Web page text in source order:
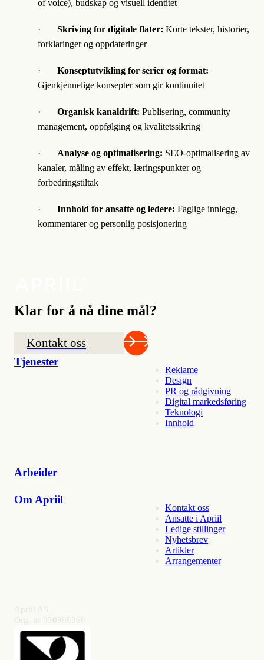
of voice), budskap og visuell identitet
· Skriving for digitale flater: Korte tekster, historier,
forklaringer og oppdateringer
· Konseptutvikling for serier og format:
Gjenkjennelige konsepter som gir kontinuitet
· Organisk kanaldrift: Publisering, community
management, oppfølging og kvalitetssikring
· Analyse og optimalisering: SEO-optimalisering av
kanaler, måling av effekt, læringspunkter og
forbedringstiltak
· Innhold for ansatte og ledere: Faglige innlegg,
kommentarer og personlig posisjonering
Klar for å nå dine mål?
Kontakt oss
Tjenester
Reklame
Design
PR og rådgivning
Digital markedsføring
Teknologi
Innhold
Arbeider
Om Apriil
Kontakt oss
Ansatte i Apriil
Ledige stillinger
Nyhetsbrev
Artikler
Arrangementer